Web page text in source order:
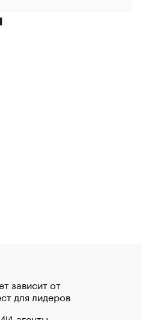
зависит от
для лидеров